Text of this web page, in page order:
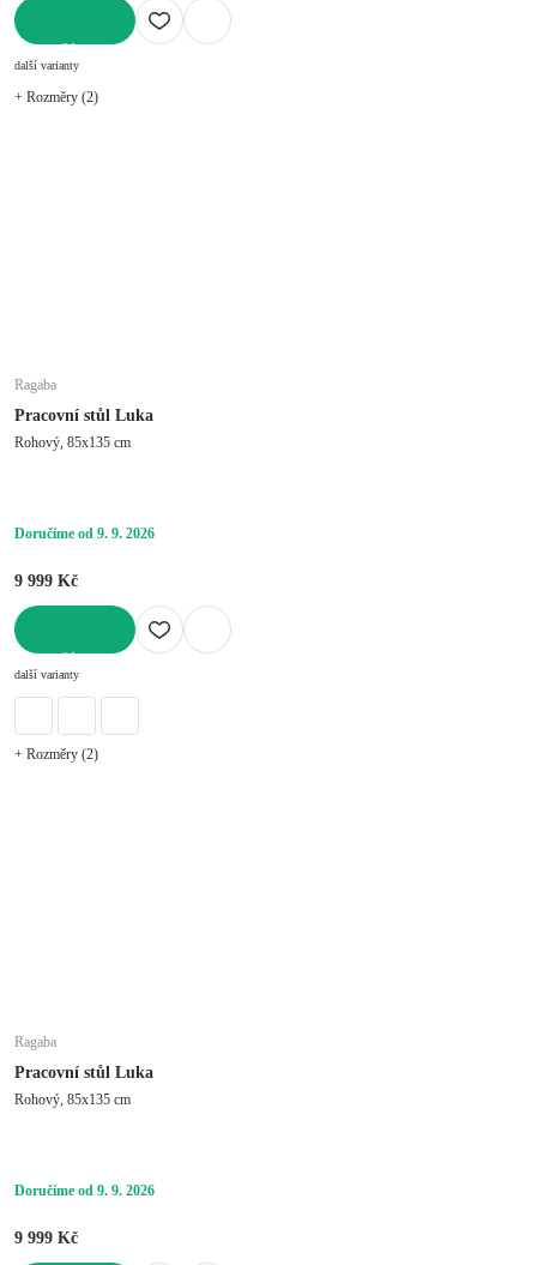
další varianty
+ Rozměry (2)
Ragaba
Pracovní stůl Luka
Rohový, 85x135 cm
Doručíme od 9. 9. 2026
9 999 Kč
další varianty
+ Rozměry (2)
Ragaba
Pracovní stůl Luka
Rohový, 85x135 cm
Doručíme od 9. 9. 2026
9 999 Kč